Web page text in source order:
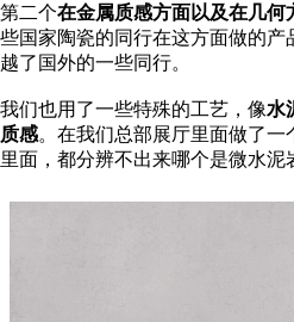
第二个在金属质感方面以及在几何
些国家陶瓷的同行在这方面做的
越了国外的一些同行。
我们也用了一些特殊的工艺，像水
质感。在我们总部展厅里面做了
里面，都分辨不出来哪个是微水泥